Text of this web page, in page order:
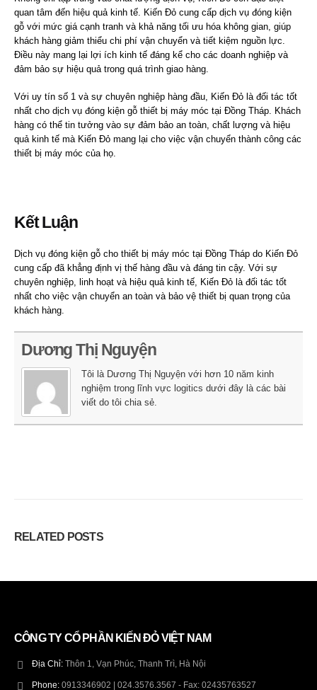
quan tâm đến hiệu quả kinh tế. Kiến Đỏ cung cấp dịch vụ đóng kiện
gỗ với mức giá cạnh tranh và khả năng tối ưu hóa không gian, giúp
khách hàng giảm thiểu chi phí vận chuyển và tiết kiệm nguồn lực.
Điều này mang lại lợi ích kinh tế đáng kể cho các doanh nghiệp và
đảm bảo sự hiệu quả trong quá trình giao hàng.
Với uy tín số 1 và sự chuyên nghiệp hàng đầu, Kiến Đỏ là đối tác tốt
nhất cho dịch vụ đóng kiện gỗ thiết bị máy móc tại Đồng Tháp. Khách
hàng có thể tin tưởng vào sự đảm bảo an toàn, chất lượng và hiệu
quả kinh tế mà Kiến Đỏ mang lại cho việc vận chuyển thành công các
thiết bị máy móc của họ.
Kết Luận
Dịch vụ đóng kiện gỗ cho thiết bị máy móc tại Đồng Tháp do Kiến Đỏ
cung cấp đã khẳng định vị thế hàng đầu và đáng tin cậy. Với sự
chuyên nghiệp, linh hoạt và hiệu quả kinh tế, Kiến Đỏ là đối tác tốt
nhất cho việc vận chuyển an toàn và bảo vệ thiết bị quan trọng của
khách hàng.
Dương Thị Nguyện
Tôi là Dương Thị Nguyện với hơn 10 năm kinh
nghiệm trong lĩnh vực logitics dưới đây là các bài
viết do tôi chia sẻ.
RELATED POSTS
CÔNG TY CỔ PHẦN KIẾN ĐỎ VIỆT NAM
Địa Chỉ: Thôn 1, Vạn Phúc, Thanh Trì, Hà Nội
Phone: 0913346902 | 024.3576.3567 - Fax: 02435763527